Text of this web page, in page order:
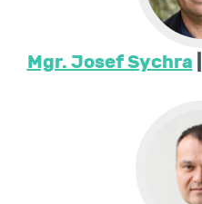
Mgr. Josef Sychra